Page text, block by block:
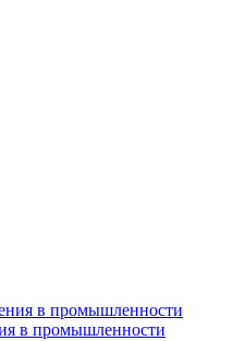
в промышленности